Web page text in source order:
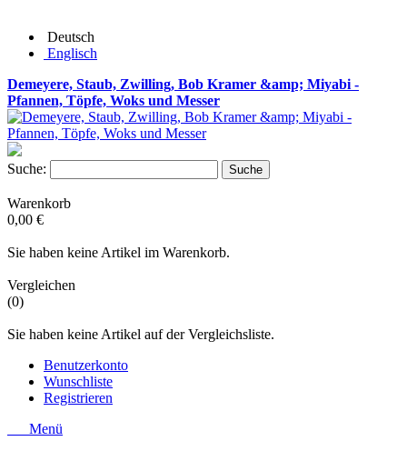
Deutsch
Englisch
Demeyere, Staub, Zwilling, Bob Kramer &amp; Miyabi -
Pfannen, Töpfe, Woks und Messer
Suche: Suche
Warenkorb
0,00 €
Sie haben keine Artikel im Warenkorb.
Vergleichen
(0)
Sie haben keine Artikel auf der Vergleichsliste.
Benutzerkonto
Wunschliste
Registrieren
Menü